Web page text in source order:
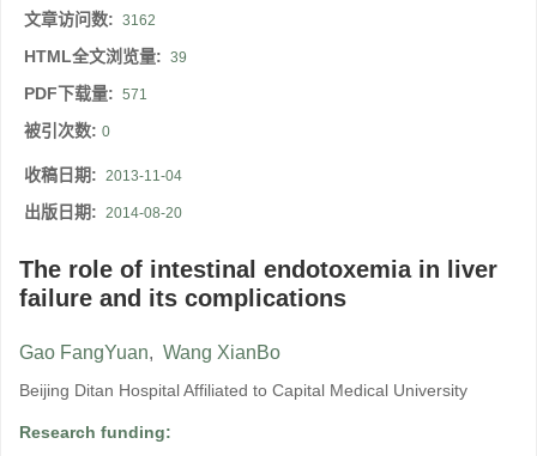
文章访问数: 3162
HTML全文浏览量: 39
PDF下载量: 571
被引次数: 0
收稿日期: 2013-11-04
出版日期: 2014-08-20
The role of intestinal endotoxemia in liver
failure and its complications
Gao FangYuan, Wang XianBo
Beijing Ditan Hospital Affiliated to Capital Medical University
Research funding: